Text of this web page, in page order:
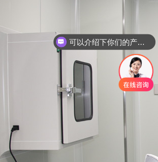
你们是怎么收费的呢